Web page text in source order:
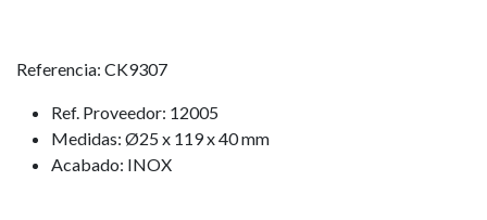
Referencia: CK9307
Ref. Proveedor: 12005
Medidas: Ø25 x 119 x 40 mm
Acabado: INOX